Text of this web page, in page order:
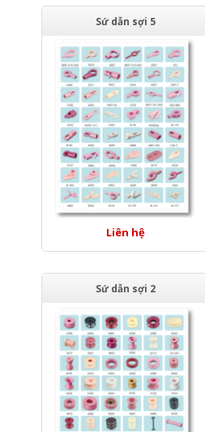
Sứ dẫn sợi 5
Liên hệ
Sứ dẫn sợi 2